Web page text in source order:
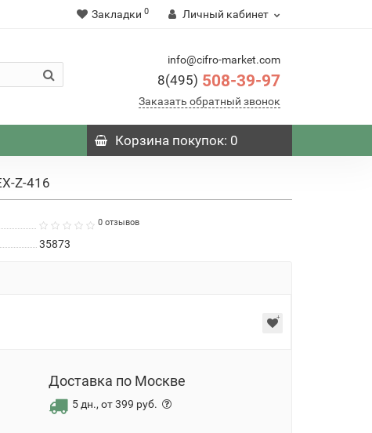
Закладки 0 Личный кабинет
info@cifro-market.com
8(495) 508-39-97
Заказать обратный звонок
Корзинапокупок: 0
Z-416
0 отзывов
35873
Доставка по Москве
5 дн., от 399 руб.